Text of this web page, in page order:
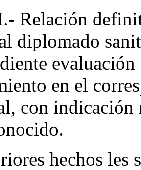
Relación
diplomado
en el
con indicación
hechos les